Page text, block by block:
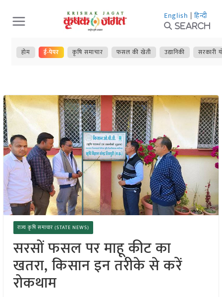
Skip
to
content
English | हिन्दी
Search
होम ई-पेपर कृषि समाचार फसल की खेती उद्यानिकी सरकारी
राज्य कृषि समाचार (STATE NEWS)
सरसों फसल पर माहू कीट का
खतरा, किसान इन तरीके से करें
रोकथाम